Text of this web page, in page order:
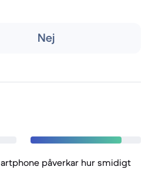
Nej
påverkar hur smidigt